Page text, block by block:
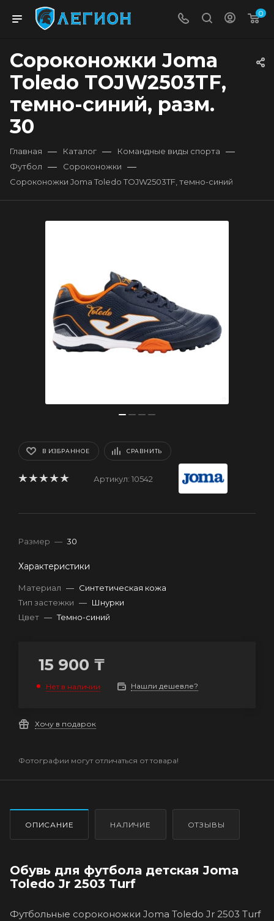
0
Сороконожки Joma
Toledo TOJW2503TF,
темно-синий, разм.
30
Главная — Каталог — Командные виды спорта —
Футбол — Сороконожки —
Сороконожки Joma Toledo TOJW2503TF, темно-синий
В ИЗБРАННОЕ СРАВНИТЬ
Артикул: 10542
Размер — 30
Характеристики
Материал — Синтетическая кожа
Тип застежки — Шнурки
Цвет — Темно-синий
15 900 ₸
Нет в наличии Нашли дешевле?
Хочу в подарок
Фотографии могут отличаться от товара!
ОПИСАНИЕ НАЛИЧИЕ ОТЗЫВЫ
Обувь для футбола детская Joma
Toledo Jr 2503 Turf
Футбольные сороконожки Joma Toledo Jr 2503 Turf